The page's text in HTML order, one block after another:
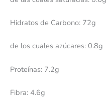
Hidratos de Carbono: 72g
de los cuales azúcares: 0.8g
Proteínas: 7.2g
Fibra: 4.6g